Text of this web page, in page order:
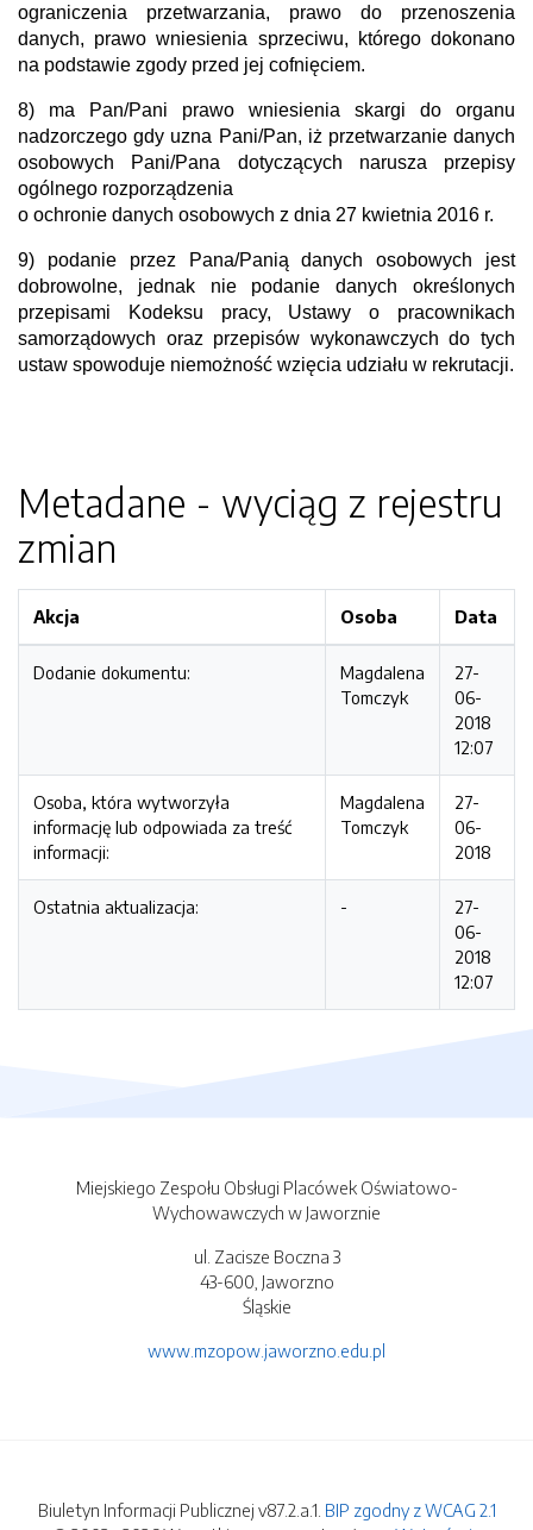
ograniczenia przetwarzania, prawo do przenoszenia
danych, prawo wniesienia sprzeciwu, którego dokonano
na podstawie zgody przed jej cofnięciem.
8) ma Pan/Pani prawo wniesienia skargi do organu
nadzorczego gdy uzna Pani/Pan, iż przetwarzanie danych
osobowych Pani/Pana dotyczących narusza przepisy
ogólnego rozporządzenia
o ochronie danych osobowych z dnia 27 kwietnia 2016 r.
9) podanie przez Pana/Panią danych osobowych jest
dobrowolne, jednak nie podanie danych określonych
przepisami Kodeksu pracy, Ustawy o pracownikach
samorządowych oraz przepisów wykonawczych do tych
ustaw spowoduje niemożność wzięcia udziału w rekrutacji.
Metadane - wyciąg z rejestru
zmian
Akcja Osoba Data
Dodanie dokumentu:
Magdalena
Tomczyk
27-
06-
2018
12:07
Osoba, która wytworzyła
informację lub odpowiada za treść
informacji:
Magdalena
Tomczyk
27-
06-
2018
Ostatnia aktualizacja: -
27-
06-
2018
12:07
Miejskiego Zespołu Obsługi Placówek Oświatowo-
Wychowawczych w Jaworznie
ul. Zacisze Boczna 3
43-600, Jaworzno
Śląskie
www.mzopow.jaworzno.edu.pl
Biuletyn Informacji Publicznej v87.2.a.1. BIP zgodny z WCAG 2.1